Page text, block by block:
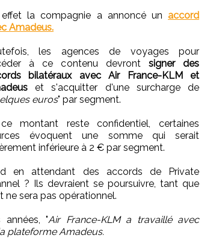
effet la compagnie a annoncé un accord
Amadeus.
les agences de voyages pour
à ce contenu devront signer des
bilatéraux avec Air France-KLM et
et s'acquitter d'une surcharge de
euros" par segment.
montant reste confidentiel, certaines
évoquent une somme qui serait
inférieure à 2 € par segment.
en attendant des accords de Private
? Ils devraient se poursuivre, tant que
ne sera pas opérationnel.
années, "Air France-KLM a travaillé avec
plateforme Amadeus.